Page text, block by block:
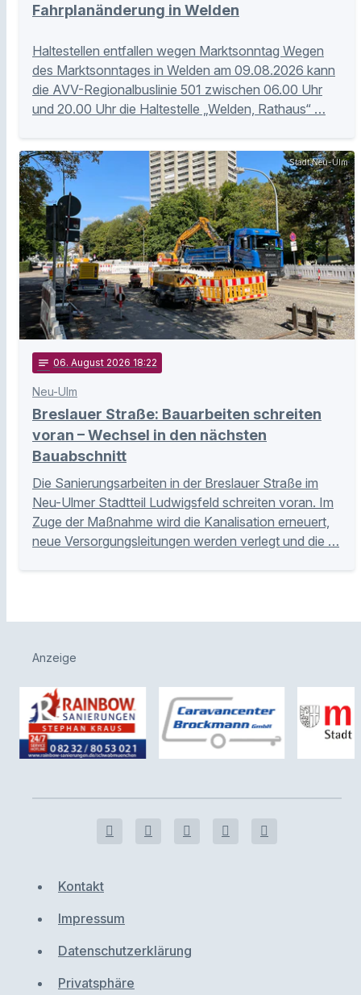
Fahrplanänderung in Welden
Haltestellen entfallen wegen Marktsonntag Wegen
des Marktsonntages in Welden am 09.08.2026 kann
die AVV-Regionalbuslinie 501 zwischen 06.00 Uhr
und 20.00 Uhr die Haltestelle „Welden, Rathaus“ …
Stadt Neu-Ulm
notes 06. August 2026 18:22
Neu-Ulm
Breslauer Straße: Bauarbeiten schreiten
voran – Wechsel in den nächsten
Bauabschnitt
Die Sanierungsarbeiten in der Breslauer Straße im
Neu-Ulmer Stadtteil Ludwigsfeld schreiten voran. Im
Zuge der Maßnahme wird die Kanalisation erneuert,
neue Versorgungsleitungen werden verlegt und die …
Anzeige
Kontakt
Impressum
Datenschutzerklärung
Privatsphäre